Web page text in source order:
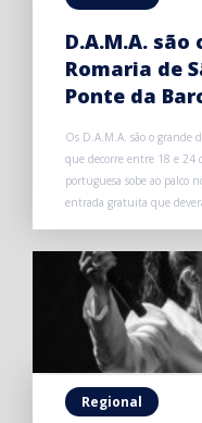
D.A.M.A.
Romaria de
Ponte da
Os D.A.M.A. são o grande
que decorre entre 18 e 24
portuguesa sobe ao palco
entrada gratuita que
Regional